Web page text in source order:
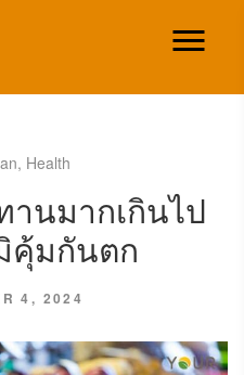
, Health
นมากเกินไป
คุ้มกันตก
4, 2024